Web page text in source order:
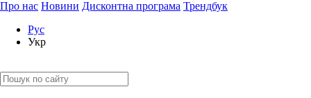
Про нас Новини Дисконтна програма Трендбук
Рус
Укр